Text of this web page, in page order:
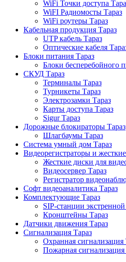
WiFi Точки доступа
WiFI Радиомосты Тараз
WiFi роутеры Тараз
Кабельная продукция Тараз
UTP кабель Тараз
Оптические кабеля
Блоки питания Тараз
Блоки бесперебойного
СКУД Тараз
Терминалы Тараз
Турникеты Тараз
Электрозамки Тараз
Карты доступа Тараз
Sigur Тараз
Дорожные блокираторы Тараз
Шлагбаумы Тараз
Система умный дом Тараз
Видеорегистраторы и
Жесткие диски для
Видеосервер Тараз
Регистратор
Софт видеоаналитика Тараз
Комплектующие Тараз
SIP-станции
Кронштейны Тараз
Датчики движения Тараз
Сигнализация Тараз
Охранная сигнализация
Пожарная сигнализация